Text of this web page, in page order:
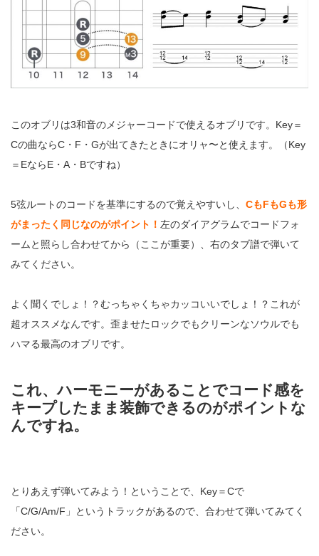
このオブリは3和音のメジャーコードで使えるオブリです。Key＝
Cの曲ならC・F・Gが出てきたときにオリャ〜と使えます。（Key
＝EならE・A・Bですね）
5弦ルートのコードを基準にするので覚えやすいし、 CもFもGも形
がまったく同じなのがポイント！ 左のダイアグラムでコードフォ
ームと照らし合わせてから（ここが重要）、右のタブ譜で弾いて
みてください。
よく聞くでしょ！？むっちゃくちゃカッコいいでしょ！？これが
超オススメなんです。歪ませたロックでもクリーンなソウルでも
ハマる最高のオブリです。
これ、ハーモニーがあることでコード感を
キープしたまま装飾できるのがポイントな
んですね。
とりあえず弾いてみよう！ということで、Key＝Cで
「C/G/Am/F」というトラックがあるので、合わせて弾いてみてく
ださい。